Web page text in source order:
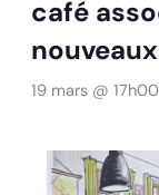
café
19 mars @ 17h00